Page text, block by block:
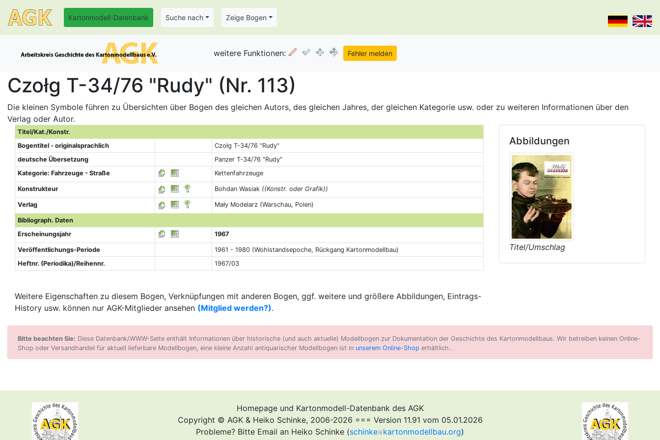
Kartonmodell-Datenbank Suche nach Zeige Bogen
weitere Funktionen:
Czołg T-34/76 "Rudy" (Nr. 113)
Die kleinen Symbole führen zu Übersichten über Bogen des gleichen Autors, des gleichen Jahres, der gleichen Kategorie usw. oder zu weiteren Informationen über den
Verlag oder Autor.
Titel/Kat./Konstr.
Bogentitel - originalsprachlich
Czołg T-34/76 "Rudy"
deutsche Übersetzung
Panzer T-34/76 "Rudy"
Kategorie: Fahrzeuge - Straße
Kettenfahrzeuge
Konstrukteur Bohdan Wasiak ((Konstr. oder Grafik))
Verlag Mały Modelarz (Warschau, Polen)
Bibliograph. Daten
Erscheinungsjahr
1967
Veröffentlichungs-Periode
1961 - 1980 (Wohlstandsepoche, Rückgang Kartonmodellbau)
Heftnr. (Periodika)/Reihennr.
1967/03
Weitere Eigenschaften zu diesem Bogen, Verknüpfungen mit anderen Bogen, ggf. weitere und größere Abbildungen, Eintrags-
History usw. können nur AGK-Mitglieder ansehen (Mitglied werden?).
Abbildungen
Titel/Umschlag
Bitte beachten Sie: Diese Datenbank/WWW-Seite enthält Informationen über historische (und auch aktuelle) Modellbogen zur Dokumentation der Geschichte des Kartonmodellbaus. Wir betreiben keinen Online-
Shop oder Versandhandel für aktuell lieferbare Modellbogen, eine kleine Anzahl antiquarischer Modellbogen ist in unserem Online-Shop erhältlich..
Homepage und Kartonmodell-Datenbank des AGK
Copyright © AGK & Heiko Schinke, 2006-2026 === Version 11.91 vom 05.01.2026
Probleme? Bitte Email an Heiko Schinke (schinke kartonmodellbau.org)